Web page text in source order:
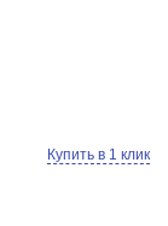
Купить в 1 клик